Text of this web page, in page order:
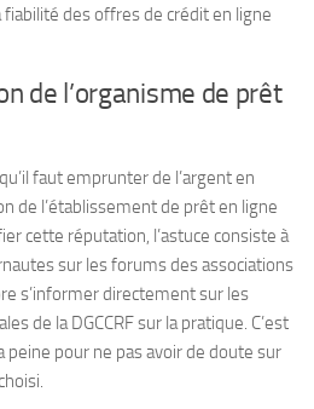
des offres de crédit en ligne
de l’organisme de prêt
faut emprunter de l’argent en
de l’établissement de prêt en ligne
cette réputation, l’astuce consiste à
sur les forums des associations
s’informer directement sur les
de la DGCCRF sur la pratique. C’est
peine pour ne pas avoir de doute sur